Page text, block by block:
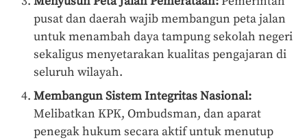
pusat dan daerah wajib membangun peta jalan
untuk menambah daya tampung sekolah negeri
sekaligus menyetarakan kualitas pengajaran di
seluruh wilayah.
Membangun Sistem Integritas Nasional:
Melibatkan KPK, Ombudsman, dan aparat
penegak hukum secara aktif untuk menutup